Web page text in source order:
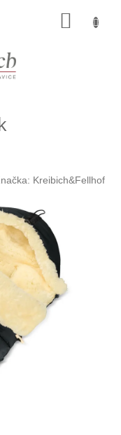
Kreibich&Fellhof